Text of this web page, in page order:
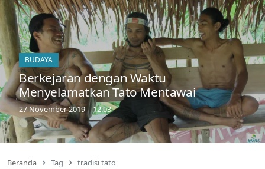
BUDAYA
Berkejaran dengan Waktu
Menyelamatkan Tato Mentawai
27 November 2019 | 12:03
Beranda Tag tradisi tato